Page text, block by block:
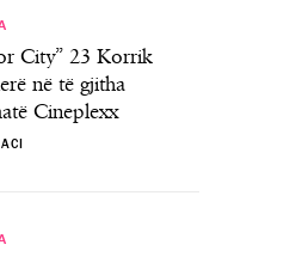
City” 23 Korrik
në të gjitha
Cineplexx